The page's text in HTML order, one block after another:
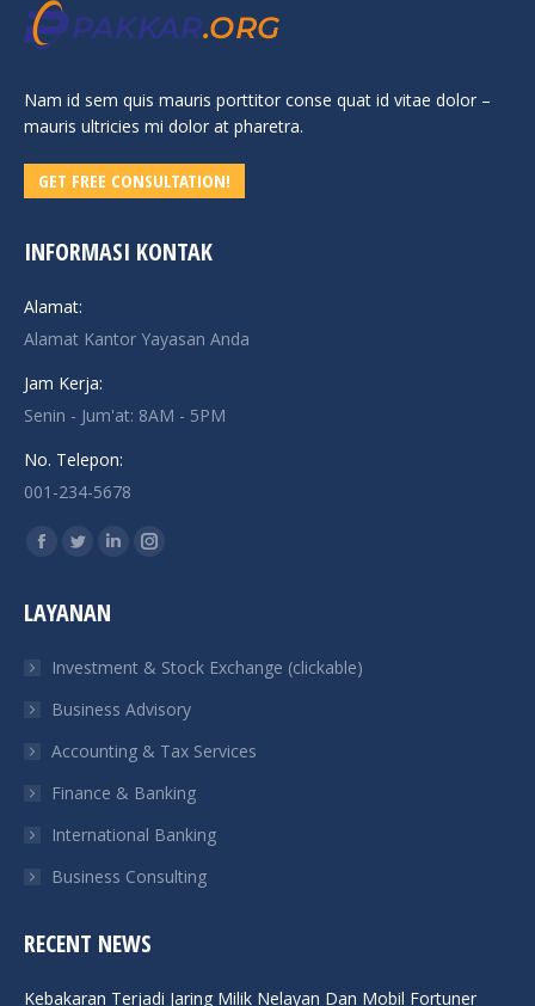
Nam id sem quis mauris porttitor conse quat id vitae dolor –
mauris ultricies mi dolor at pharetra.
GET FREE CONSULTATION!
INFORMASI KONTAK
Alamat:
Alamat Kantor Yayasan Anda
Jam Kerja:
Senin - Jum'at: 8AM - 5PM
No. Telepon:
001-234-5678
Find us on:
Facebook
opens
new
window
Twitter
opens
new
window
Linkedin
new
window
Instagram
new
window
LAYANAN
Investment & Stock Exchange (clickable)
Business Advisory
Accounting & Tax Services
Finance & Banking
International Banking
Business Consulting
RECENT NEWS
Kebakaran Terjadi Jaring Milik Nelayan Dan Mobil Fortuner